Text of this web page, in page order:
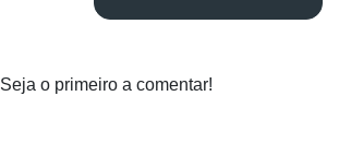
Seja o primeiro a comentar!